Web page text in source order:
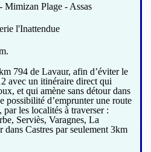
Mimizan Plage - Assas
l'Inattendue
794 de Lavaur, afin d’éviter le
avec un itinéraire direct qui
et qui amène sans détour dans
possibilité d’emprunter une route
les localités à traverser :
Serviès, Varagnes, La
Castres par seulement 3km